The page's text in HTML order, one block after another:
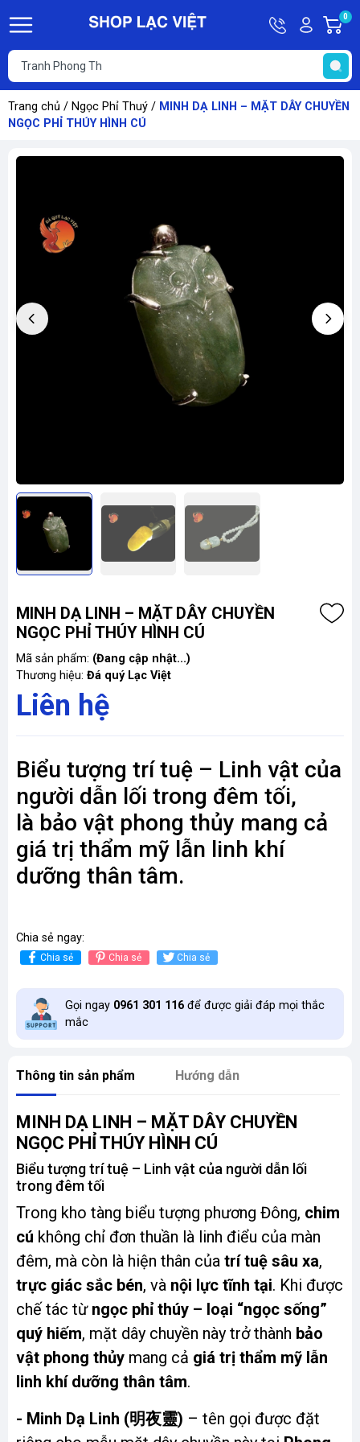
HotlineTài
khoản
Hello,
Khách
0
Trang chủ / Ngọc Phỉ Thuý / MINH DẠ LINH – MẶT DÂY CHUYỀN
NGỌC PHỈ THÚY HÌNH CÚ
MINH DẠ LINH – MẶT DÂY CHUYỀN
NGỌC PHỈ THÚY HÌNH CÚ
Mã sản phẩm: (Đang cập nhật...)
Thương hiệu: Đá quý Lạc Việt
Liên hệ
Biểu tượng trí tuệ – Linh vật của
người dẫn lối trong đêm tối,
là bảo vật phong thủy mang cả
giá trị thẩm mỹ lẫn linh khí
dưỡng thân tâm.
Chia sẻ ngay:
Chia sẻ Chia sẻ Chia sẻ
Gọi ngay 0961 301 116 để được giải đáp mọi thắc
mắc
Thông tin sản phẩm Hướng dẫn
MINH DẠ LINH – MẶT DÂY CHUYỀN
NGỌC PHỈ THÚY HÌNH CÚ
Biểu tượng trí tuệ – Linh vật của người dẫn lối
trong đêm tối
Trong kho tàng biểu tượng phương Đông, chim
cú không chỉ đơn thuần là linh điểu của màn
đêm, mà còn là hiện thân của trí tuệ sâu xa,
trực giác sắc bén, và nội lực tĩnh tại. Khi được
chế tác từ ngọc phỉ thúy – loại “ngọc sống”
quý hiếm, mặt dây chuyền này trở thành bảo
vật phong thủy mang cả giá trị thẩm mỹ lẫn
linh khí dưỡng thân tâm.
- Minh Dạ Linh (明夜靈) – tên gọi được đặt